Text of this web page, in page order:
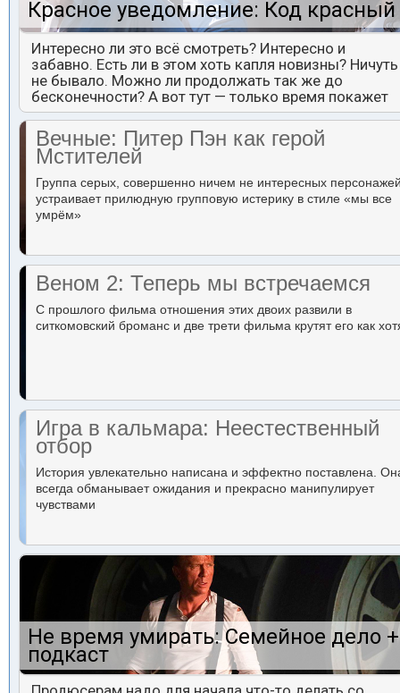
Красное уведомление: Код красный
Интересно ли это всё смотреть? Интересно и
забавно. Есть ли в этом хоть капля новизны? Ничуть
не бывало. Можно ли продолжать так же до
бесконечности? А вот тут — только время покажет
Вечные: Питер Пэн как герой
Мстителей
Группа серых, совершенно ничем не интересных
устраивает прилюдную групповую истерику в стиле «мы все
умрём»
Веном 2: Теперь мы встречаемся
С прошлого фильма отношения этих двоих развили в
ситкомовский броманс и две трети фильма крутят его как
Игра в кальмара: Неестественный
отбор
История увлекательно написана и эффектно поставлена.
всегда обманывает ожидания и прекрасно манипулирует
чувствами
Не время умирать: Семейное дело +
подкаст